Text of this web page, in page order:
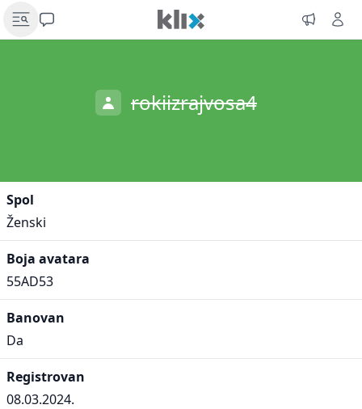
rokiizrajvosa4
Spol
Ženski
Boja avatara
55AD53
Banovan
Da
Registrovan
08.03.2024.